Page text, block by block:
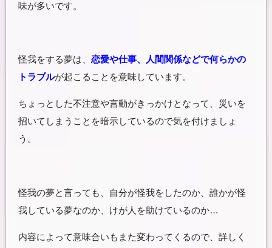
味が多いです。
怪我をする夢は、 恋愛や仕事、人間関係などで何らかの
トラブルが起こることを意味しています。
ちょっとした不注意や言動がきっかけとなって、災いを
招いてしまうことを暗示しているので気を付けましょ
う。
怪我の夢と言っても、自分が怪我をしたのか、誰かが怪
我している夢なのか、けが人を助けているのか…
内容によって意味合いもまた変わってくるので、詳しく